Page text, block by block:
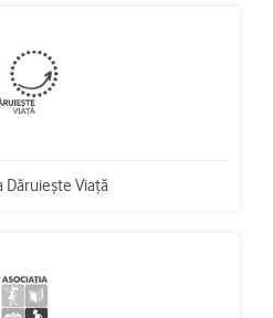
Dăruieşte Viaţă